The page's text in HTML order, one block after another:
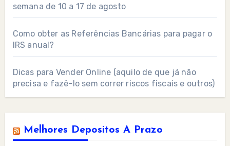
semana de 10 a 17 de agosto
Como obter as Referências Bancárias para pagar o
IRS anual?
Dicas para Vender Online (aquilo de que já não
precisa e fazê-lo sem correr riscos fiscais e outros)
Melhores Depositos A Prazo